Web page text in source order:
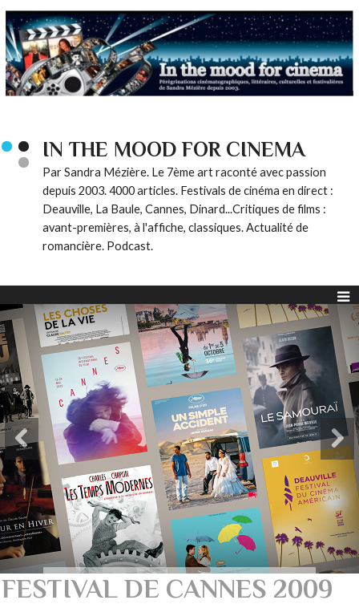
IN THE MOOD FOR CINEMA
Par Sandra Mézière. Le 7ème art raconté avec passion
depuis 2003. 4000 articles. Festivals de cinéma en direct :
Deauville, La Baule, Cannes, Dinard...Critiques de films :
avant-premières, à l'affiche, classiques. Actualité de
romancière. Podcast.
FESTIVAL DE CANNES 2009